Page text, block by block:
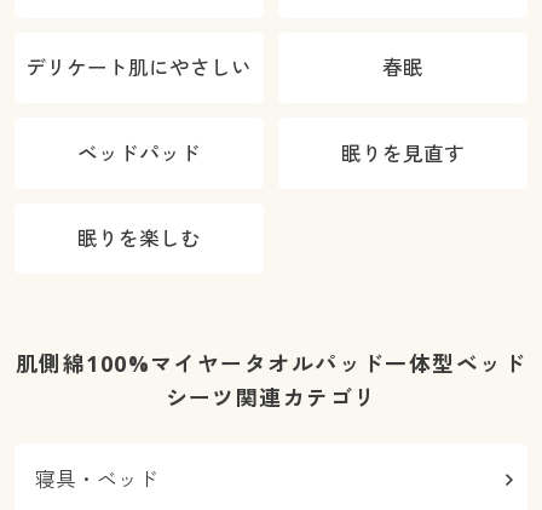
デリケート肌にやさしい 春眠
ベッドパッド 眠りを見直す
眠りを楽しむ
肌側綿100%マイヤータオルパッド一体型ベッド
シーツ関連カテゴリ
寝具・ベッド